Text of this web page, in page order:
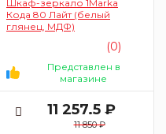
Шкаф-зеркало 1Marka
Кода 80 Лайт (белый
глянец, МДФ)
(0)
Представлен в
магазине
11 257.5 ₽
11 850 ₽